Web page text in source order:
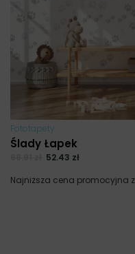
Fototapety
Ślady Łapek
52.43 zł
Najniższa cena promocyjna